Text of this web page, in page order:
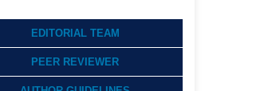
EDITORIAL TEAM
PEER REVIEWER